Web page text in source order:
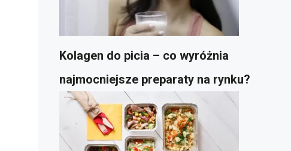
Kolagen do picia – co wyróżnia
najmocniejsze preparaty na rynku?